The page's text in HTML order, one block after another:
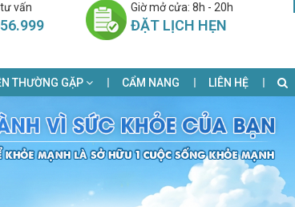
vấn Giờ mở cửa: 8h - 20h
ĐẶT LỊCH HẸN
THƯỜNG GẶP CẨM NANG LIÊN HỆ